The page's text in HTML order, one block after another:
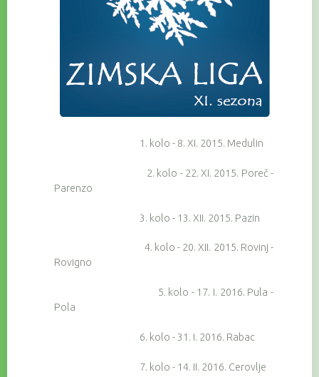
1. kolo - 8. XI. 2015. Medulin
2. kolo - 22. XI. 2015. Poreč -
Parenzo
3. kolo - 13. XII. 2015. Pazin
4. kolo - 20. XII. 2015. Rovinj -
Rovigno
5. kolo - 17. I. 2016. Pula -
Pola
6. kolo - 31. I. 2016. Rabac
7. kolo - 14. II. 2016. Cerovlje